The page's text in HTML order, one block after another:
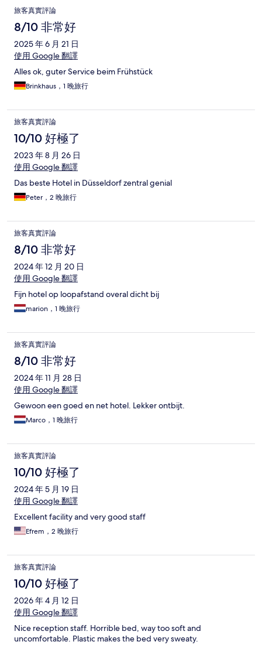
旅客真實評論
8/10 非常好
2025 年 6 月 21 日
使用 Google 翻譯
Alles ok, guter Service beim Frühstück
Brinkhaus，1 晚旅行
旅客真實評論
10/10 好極了
2023 年 8 月 26 日
使用 Google 翻譯
Das beste Hotel in Düsseldorf zentral genial
Peter，2 晚旅行
旅客真實評論
8/10 非常好
2024 年 12 月 20 日
使用 Google 翻譯
Fijn hotel op loopafstand overal dicht bij
marion，1 晚旅行
旅客真實評論
8/10 非常好
2024 年 11 月 28 日
使用 Google 翻譯
Gewoon een goed en net hotel. Lekker ontbijt.
Marco，1 晚旅行
旅客真實評論
10/10 好極了
2024 年 5 月 19 日
使用 Google 翻譯
Excellent facility and very good staff
Efrem，2 晚旅行
旅客真實評論
10/10 好極了
2026 年 4 月 12 日
使用 Google 翻譯
Nice reception staff. Horrible bed, way too soft and
uncomfortable. Plastic makes the bed very sweaty.